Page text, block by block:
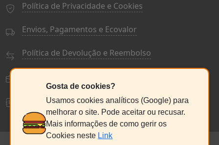
Política de Privacidade e Cookies
Envios, Pagamentos e Ecovalor
Política de Devolução e Reembolso
Livro de Reclamações
Gosta de cookies?
Usamos cookies analíticos (Google) para
melhorar o site. Pode aceitar ou recusar.
Mais informações de como gerir os
Cookies neste Link